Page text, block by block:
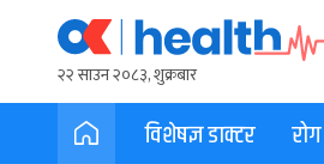
२२ साउन २०८३, शुक्रबार
विशेषज्ञ डाक्टर